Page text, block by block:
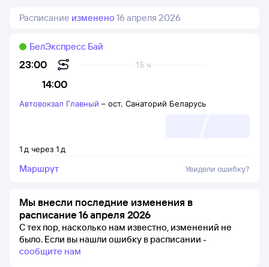
Расписание изменено 16 апреля 2026
23:00
14:00
15 ч
БелЭкспресс Бай
1 д через 1 д
Автовокзал Главный – ост. Санаторий Беларусь
Маршрут Увидели ошибку?
Мы внесли последние изменения в
расписание 16 апреля 2026
С тех пор, насколько нам известно, изменений не
было. Если вы нашли ошибку в расписании -
сообщите нам